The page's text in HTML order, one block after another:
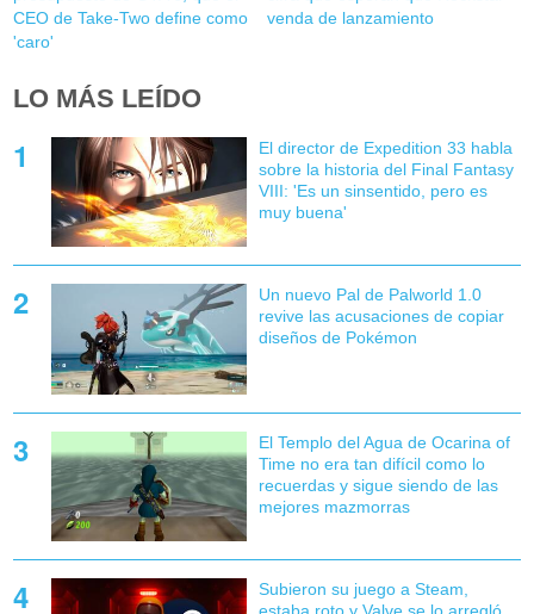
CEO de Take-Two define como
'caro'
venda de lanzamiento
LO MÁS LEÍDO
El director de Expedition 33 habla
sobre la historia del Final Fantasy
VIII: 'Es un sinsentido, pero es
muy buena'
Un nuevo Pal de Palworld 1.0
revive las acusaciones de copiar
diseños de Pokémon
El Templo del Agua de Ocarina of
Time no era tan difícil como lo
recuerdas y sigue siendo de las
mejores mazmorras
Subieron su juego a Steam,
estaba roto y Valve se lo arregló